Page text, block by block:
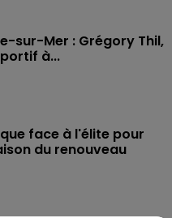
sur-Mer : Grégory Thil,
à...
face à l'élite pour
du renouveau